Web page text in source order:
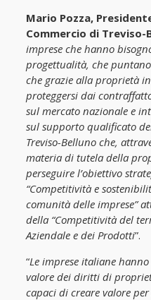
Mario Pozza,
Commercio di Treviso-
imprese che hanno
progettualità, che
che grazie alla proprietà
proteggersi dai
sul mercato nazionale e
sul supporto qualificato
Treviso-Belluno che,
materia di tutela della
perseguire l’obiettivo
“Competitività e
comunità delle imprese”
della “Competitività del
Aziendale e dei Prodotti”.
“Le imprese italiane
valore dei diritti di
capaci di creare valore per